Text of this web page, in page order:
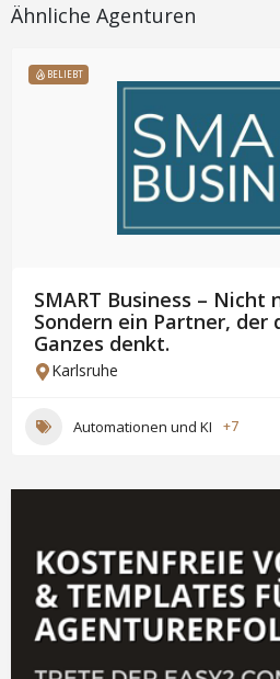
Ähnliche Agenturen
BELIEBT
SMART Business – Nicht
Sondern ein Partner, der
Ganzes denkt.
Karlsruhe
Automationen und KI +7